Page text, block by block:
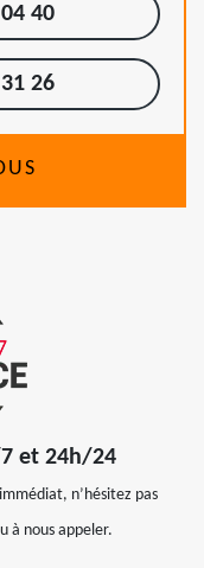
40
26
7 et 24h/24
n’hésitez pas
à nous appeler.